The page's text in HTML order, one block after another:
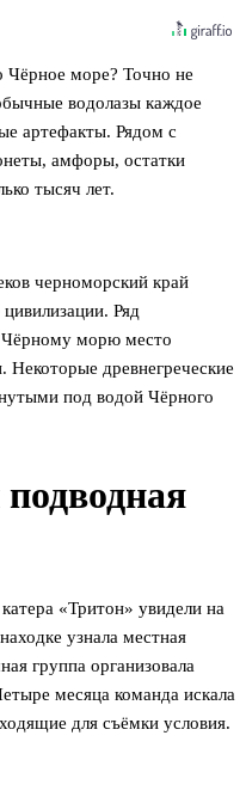
Чёрное море? Точно не
водолазы каждое
артефакты. Рядом с
амфоры, остатки
тысяч лет.
черноморский край
Ряд
Чёрному морю место
древнегреческие
под водой Чёрного
«Тритон» увидели на
узнала местная
группа организовала
месяца команда искала
для съёмки условия.